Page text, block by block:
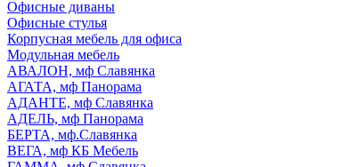
Офисные диваны
Офисные стулья
Корпусная мебель для офиса
Модульная мебель
АВАЛОН, мф Славянка
АГАТА, мф Панорама
АДАНТЕ, мф Славянка
АДЕЛЬ, мф Панорама
БЕРТА, мф.Славянка
ВЕГА, мф КБ Мебель